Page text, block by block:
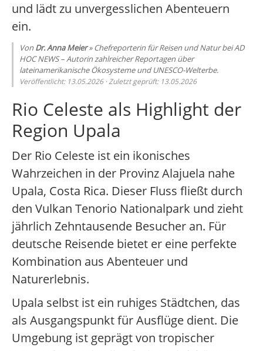
und lädt zu unvergesslichen Abenteuern
ein.
VonDr. Anna Meier» Chefreporterin für Reisen und Natur bei AD
HOC NEWS – Autorin zahlreicher Reportagen über
lateinamerikanische Ökosysteme und UNESCO-Welterbe.
Veröffentlicht: 13.05.2026 · Zuletzt geprüft: 13.05.2026
Rio Celeste als Highlight der
Region Upala
Der Rio Celeste ist ein ikonisches
Wahrzeichen in der Provinz Alajuela nahe
Upala, Costa Rica. Dieser Fluss fließt durch
den Vulkan Tenorio Nationalpark und zieht
jährlich Zehntausende Besucher an. Für
deutsche Reisende bietet er eine perfekte
Kombination aus Abenteuer und
Naturerlebnis.
Upala selbst ist ein ruhiges Städtchen, das
als Ausgangspunkt für Ausflüge dient. Die
Umgebung ist geprägt von tropischer